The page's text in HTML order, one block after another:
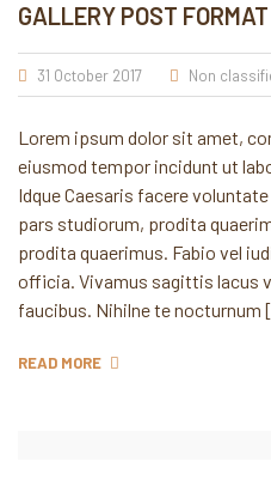
GALLERY POST FORMAT
31 October 2017 Non
Lorem ipsum dolor sit amet,
eiusmod tempor incidunt ut
Idque Caesaris facere
pars studiorum, prodita
prodita quaerimus. Fabio vel
officia. Vivamus sagittis lacus
faucibus. Nihilne te
READ MORE